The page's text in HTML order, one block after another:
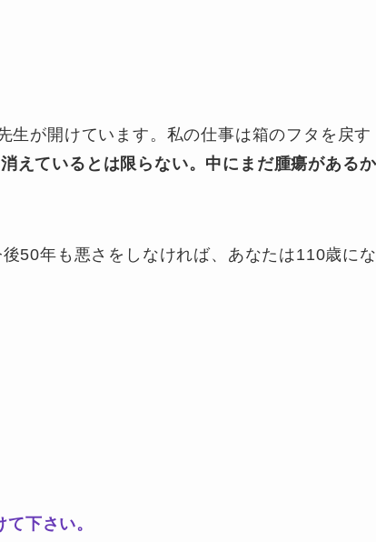
生が開けています。私の仕事は箱のフタを戻す
えているとは限らない。中にまだ腫瘍があるか
50年も悪さをしなければ、あなたは110歳にな
下さい。